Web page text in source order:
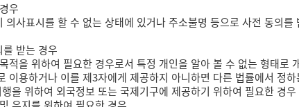
우
의사표시를 할 수 없는 상태에 있거나 주소불명 등으로 사전 동의
받는 경우
적을 위하여 필요한 경우로서 특정 개인을 알아 볼 수 없는 형태로
이용하거나 이를 제3자에게 제공하지 아니하면 다른 법률에서 정
을 위하여 외국정보 또는 국제기구에 제공하기 위하여 필요한 경우